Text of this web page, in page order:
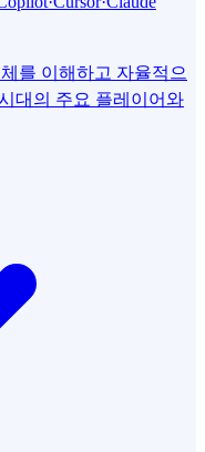
를 이해하고 자율적으
대의 주요 플레이어와